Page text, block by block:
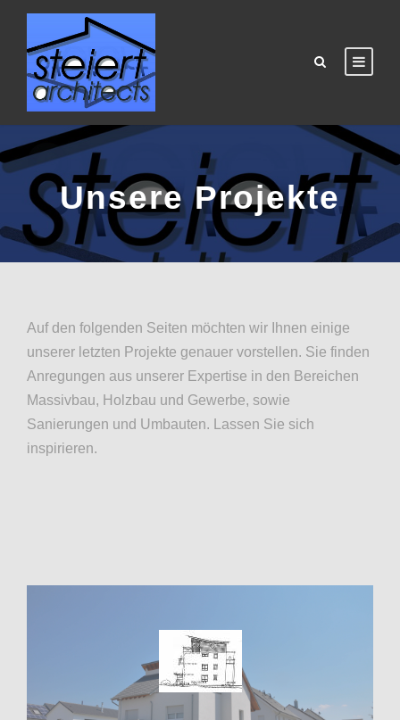
Unsere Projekte
Auf den folgenden Seiten möchten wir Ihnen einige
unserer letzten Projekte genauer vorstellen. Sie finden
Anregungen aus unserer Expertise in den Bereichen
Massivbau, Holzbau und Gewerbe, sowie
Sanierungen und Umbauten. Lassen Sie sich
inspirieren.
Massivbau